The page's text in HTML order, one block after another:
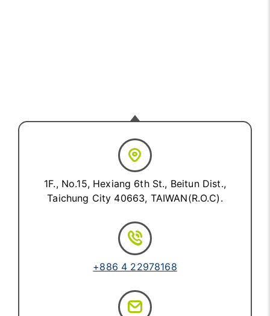
1F., No.15, Hexiang 6th St., Beitun Dist.,
Taichung City 40663, TAIWAN(R.O.C).
+886 4 22978168